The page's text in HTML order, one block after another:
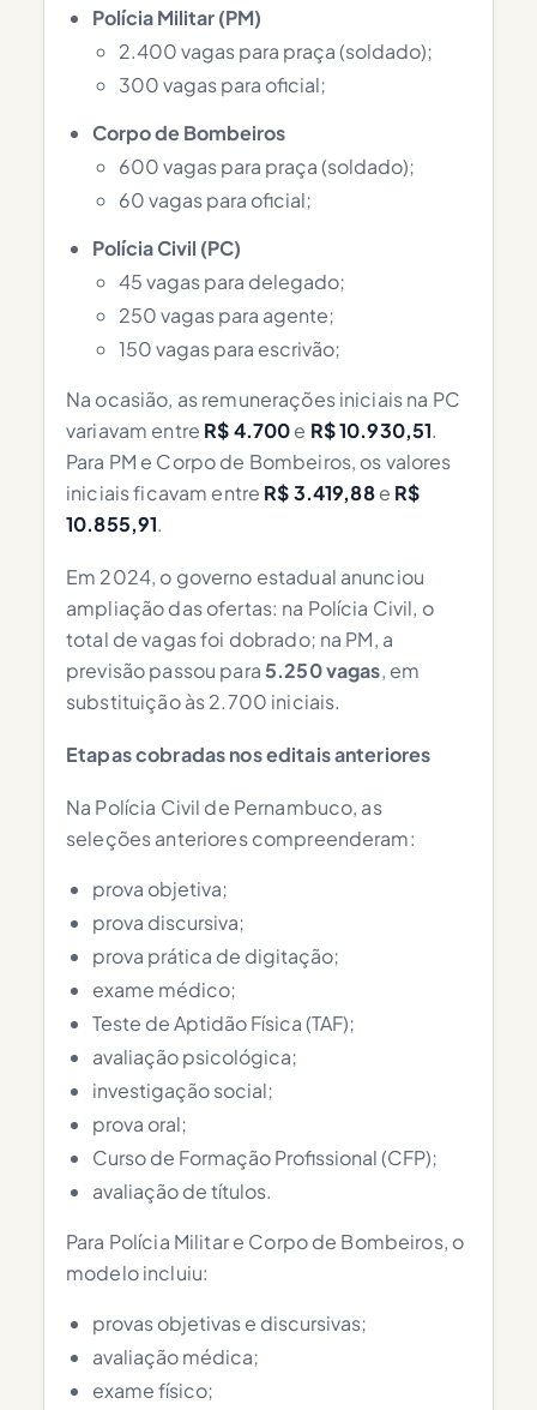
Polícia Militar (PM)
2.400 vagas para praça (soldado);
300 vagas para oficial;
Corpo de Bombeiros
600 vagas para praça (soldado);
60 vagas para oficial;
Polícia Civil (PC)
45 vagas para delegado;
250 vagas para agente;
150 vagas para escrivão;
Na ocasião, as remunerações iniciais na PC
variavam entre R$ 4.700e R$ 10.930,51.
Para PM e Corpo de Bombeiros, os valores
iniciais ficavam entre R$ 3.419,88e R$
10.855,91.
Em 2024, o governo estadual anunciou
ampliação das ofertas: na Polícia Civil, o
total de vagas foi dobrado; na PM, a
previsão passou para5.250 vagas, em
substituição às 2.700 iniciais.
Etapas cobradas nos editais anteriores
Na Polícia Civil de Pernambuco, as
seleções anteriores compreenderam:
prova objetiva;
prova discursiva;
prova prática de digitação;
exame médico;
Teste de Aptidão Física (TAF);
avaliação psicológica;
investigação social;
prova oral;
Curso de Formação Profissional (CFP);
avaliação de títulos.
Para Polícia Militar e Corpo de Bombeiros, o
modelo incluiu:
provas objetivas e discursivas;
avaliação médica;
exame físico;